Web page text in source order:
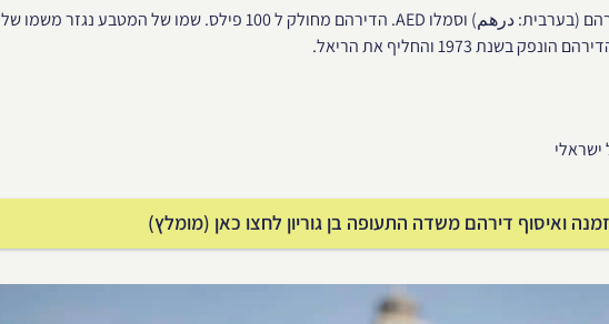
המטבע המקומי בדובאי נקרא דירהם (בערבית: درهم) וסמלו AED. הדירהם מחולק ל 100 פילס. שמו של המטבע נגזר משמו של
1973 והחליף את הריאל.
ואיסוף דירהם משדה התעופה בן גוריון לחצו כאן (מומלץ)